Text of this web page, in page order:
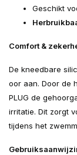
Geschikt
Comfort &
De kneedbare
oor aan. Door de
PLUG de
irritatie. Dit zorgt
tijdens het